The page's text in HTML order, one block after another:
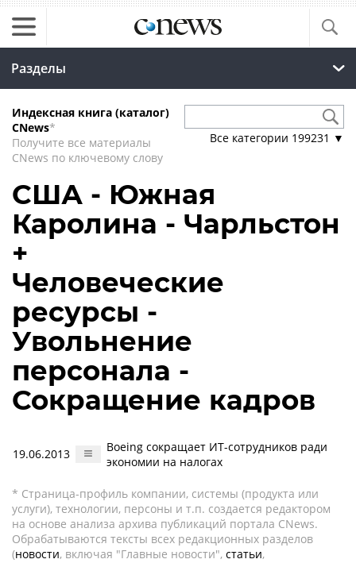
Разделы
Индексная книга (каталог)
CNews*
Получите все материалы
CNews по ключевому слову
Все категории 199231 ▼
США - Южная
Каролина - Чарльстон
+
Человеческие
ресурсы -
Увольнение
персонала -
Сокращение кадров
19.06.2013
Boeing сокращает ИТ-сотрудников ради
экономии на налогах
* Страница-профиль компании, системы (продукта или
услуги), технологии, персоны и т.п. создается редактором
на основе анализа архива публикаций портала CNews.
Обрабатываются тексты всех редакционных разделов
(новости, включая "Главные новости", статьи,